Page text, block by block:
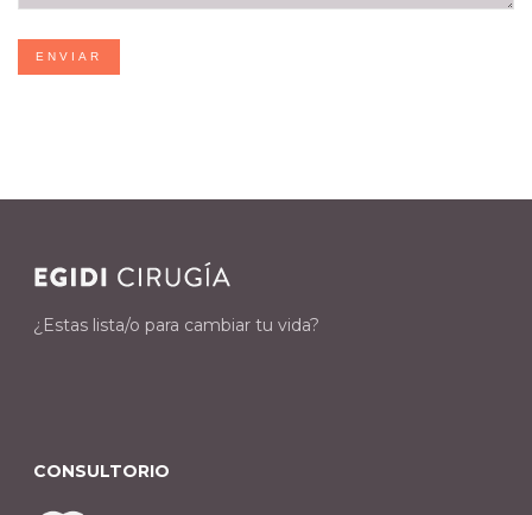
ENVIAR
¿Estas lista/o para cambiar tu vida?
CONSULTORIO